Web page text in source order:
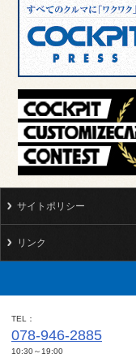
サイトポリシー
リンク
TEL
078-946-2885
10:30～19:00